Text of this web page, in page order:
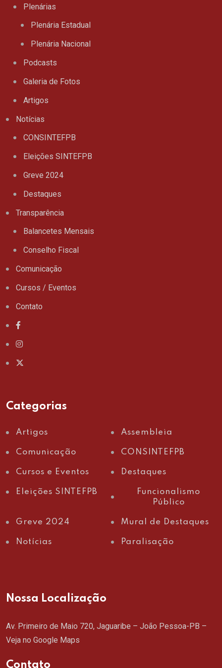
Plenárias
Plenária Estadual
Plenária Nacional
Podcasts
Galeria de Fotos
Artigos
Notícias
CONSINTEFPB
Eleições SINTEFPB
Greve 2024
Destaques
Transparência
Balancetes Mensais
Conselho Fiscal
Comunicação
Cursos / Eventos
Contato
Categorias
Artigos Assembleia
Comunicação CONSINTEFPB
Cursos e Eventos Destaques
Eleições SINTEFPB
Funcionalismo
Público
Greve 2024 Mural de Destaques
Notícias Paralisação
Nossa Localização
Av. Primeiro de Maio 720, Jaguaribe – João Pessoa-PB –
Veja no Google Maps
Contato